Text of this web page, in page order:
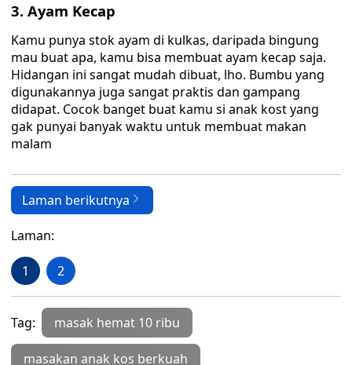
3. Ayam Kecap
Kamu punya stok ayam di kulkas, daripada bingung
mau buat apa, kamu bisa membuat ayam kecap saja.
Hidangan ini sangat mudah dibuat, lho. Bumbu yang
digunakannya juga sangat praktis dan gampang
didapat. Cocok banget buat kamu si anak kost yang
gak punyai banyak waktu untuk membuat makan
malam
Laman berikutnya
Laman:
1 2
Tag: masak hemat 10 ribu
masakan anak kos berkuah